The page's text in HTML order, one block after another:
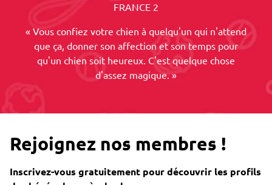
FRANCE 2
« Vous confiez votre chien à quelqu'un qui n'attend
que ça, donner son affection et son temps pour
qu'un chien soit heureux. C'est quelque chose
d'assez magique. »
Rejoignez nos membres !
Inscrivez-vous gratuitement pour découvrir les profils